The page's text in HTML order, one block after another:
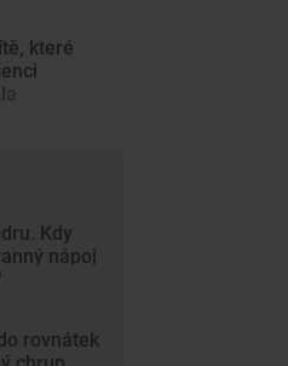
které
Kdy
nápoj
rovnátek